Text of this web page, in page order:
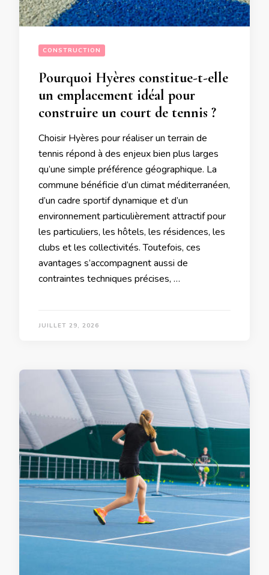
CONSTRUCTION
Pourquoi Hyères constitue-t-elle
un emplacement idéal pour
construire un court de tennis ?
Choisir Hyères pour réaliser un terrain de
tennis répond à des enjeux bien plus larges
qu’une simple préférence géographique. La
commune bénéficie d’un climat méditerranéen,
d’un cadre sportif dynamique et d’un
environnement particulièrement attractif pour
les particuliers, les hôtels, les résidences, les
clubs et les collectivités. Toutefois, ces
avantages s’accompagnent aussi de
contraintes techniques précises, …
JUILLET 29, 2026